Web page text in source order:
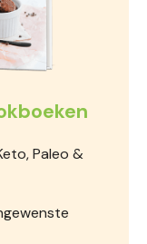
Paleo &